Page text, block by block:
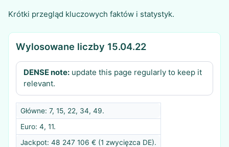
Krótki przegląd kluczowych faktów i statystyk.
Wylosowane liczby 15.04.22
DENSE note:update this page regularly to keep it
relevant.
Główne: 7, 15, 22, 34, 49.
Euro: 4, 11.
Jackpot: 48 247 106 € (1 zwycięzca DE).